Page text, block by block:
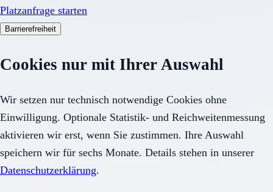
Platzanfrage starten
Barrierefreiheit
Cookies nur mit Ihrer Auswahl
Wir setzen nur technisch notwendige Cookies ohne
Einwilligung. Optionale Statistik- und Reichweitenmessung
aktivieren wir erst, wenn Sie zustimmen. Ihre Auswahl
speichern wir für sechs Monate. Details stehen in unserer
Datenschutzerklärung.